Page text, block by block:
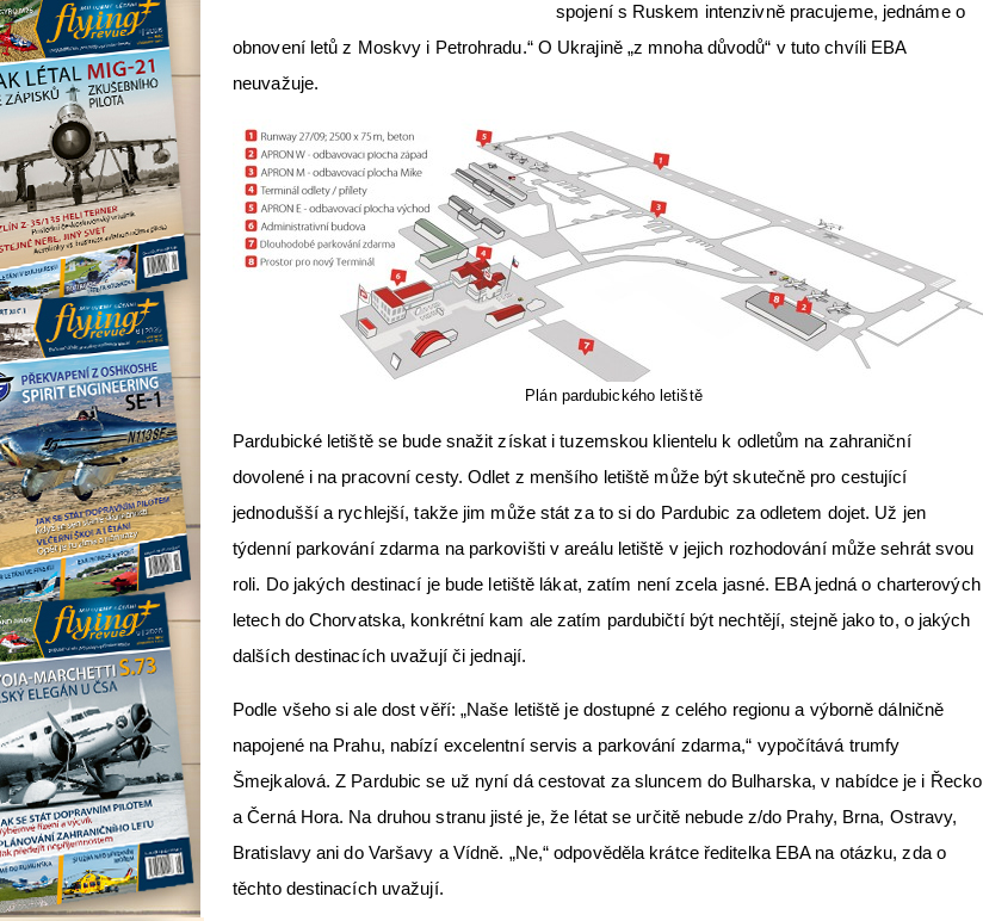
spojení s Ruskem intenzivně pracujeme, jednáme o
obnovení letů z Moskvy i Petrohradu.“ O Ukrajině „z mnoha důvodů“ v tuto chvíli EBA
neuvažuje.
Plán pardubického letiště
Pardubické letiště se bude snažit získat i tuzemskou klientelu k odletům na zahraniční
dovolené i na pracovní cesty. Odlet z menšího letiště může být skutečně pro cestující
jednodušší a rychlejší, takže jim může stát za to si do Pardubic za odletem dojet. Už jen
týdenní parkování zdarma na parkovišti v areálu letiště v jejich rozhodování může sehrát svou
roli. Do jakých destinací je bude letiště lákat, zatím není zcela jasné. EBA jedná o charterových
letech do Chorvatska, konkrétní kam ale zatím pardubičtí být nechtějí, stejně jako to, o jakých
dalších destinacích uvažují či jednají.
Podle všeho si ale dost věří: „Naše letiště je dostupné z celého regionu a výborně dálničně
napojené na Prahu, nabízí excelentní servis a parkování zdarma,“ vypočítává trumfy
Šmejkalová. Z Pardubic se už nyní dá cestovat za sluncem do Bulharska, v nabídce je i Řecko
a Černá Hora. Na druhou stranu jisté je, že létat se určitě nebude z/do Prahy, Brna, Ostravy,
Bratislavy ani do Varšavy a Vídně. „Ne,“ odpověděla krátce ředitelka EBA na otázku, zda o
těchto destinacích uvažují.